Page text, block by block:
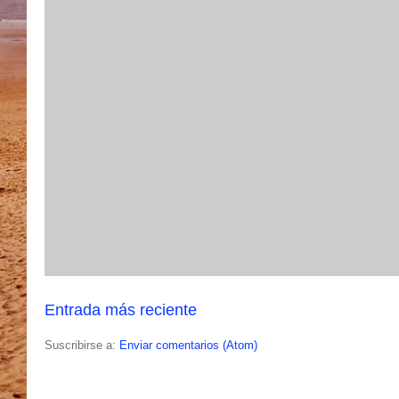
Entrada más reciente
Suscribirse a: Enviar comentarios (Atom)